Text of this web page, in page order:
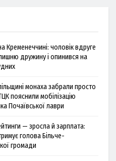
Кременеччині: чоловік вдруге
дружину і опинився на
монаха забрали просто
пояснили мобілізацію
Почаївської лаври
— зросла й зарплата:
голова Більче-
громади